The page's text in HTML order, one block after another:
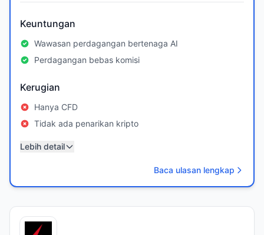
Keuntungan
Wawasan perdagangan bertenaga AI
Perdagangan bebas komisi
Kerugian
Hanya CFD
Tidak ada penarikan kripto
Lebih detail
Baca ulasan lengkap